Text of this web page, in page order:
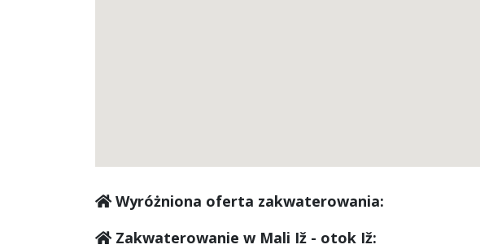
Wyróżniona oferta zakwaterowania:
Zakwaterowanie w Mali Iž - otok Iž: